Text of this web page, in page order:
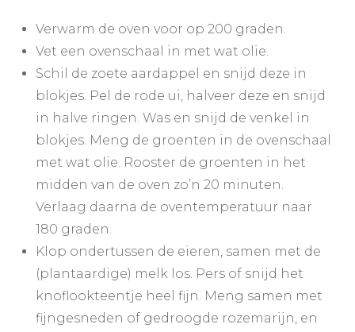
Verwarm de oven voor op 200 graden.
Vet een ovenschaal in met wat olie.
Schil de zoete aardappel en snijd deze in
blokjes. Pel de rode ui, halveer deze en snijd
in halve ringen. Was en snijd de venkel in
blokjes. Meng de groenten in de ovenschaal
met wat olie. Rooster de groenten in het
midden van de oven zo’n 20 minuten.
Verlaag daarna de oventemperatuur naar
180 graden.
Klop ondertussen de eieren, samen met de
(plantaardige) melk los. Pers of snijd het
knoflookteentje heel fijn. Meng samen met
fijngesneden of gedroogde rozemarijn, en